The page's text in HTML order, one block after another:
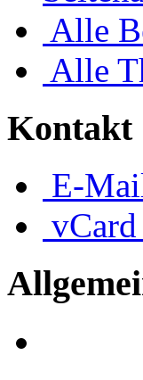
Alle
Alle
Kontakt
E-
vCard